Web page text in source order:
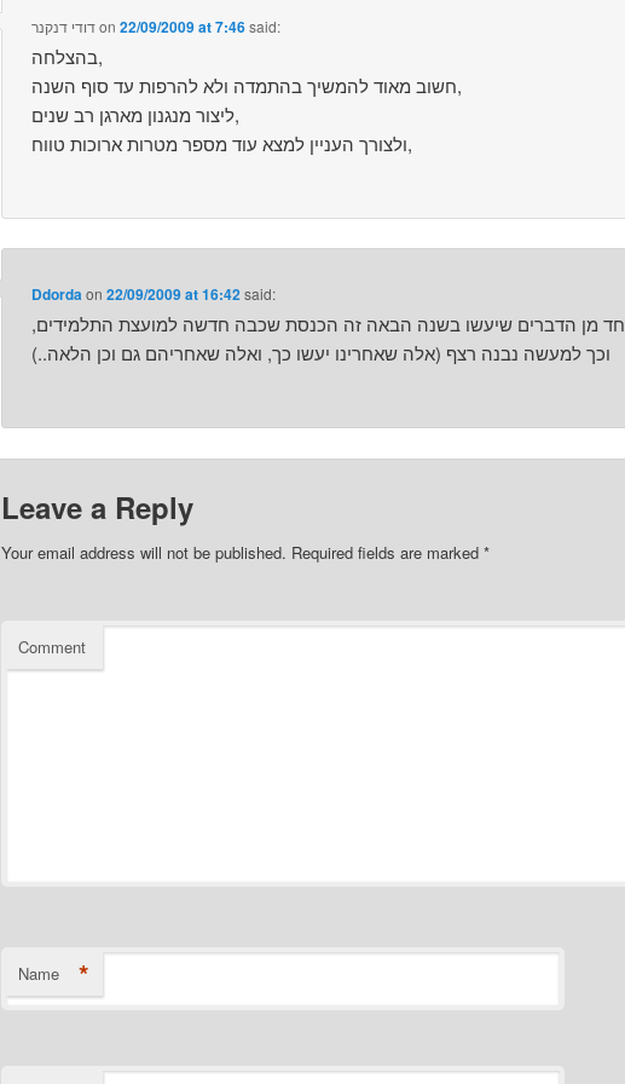
דודי דנקנרon22/09/2009 at 7:46said:
בהצלחה,
חשוב מאוד להמשיך בהתמדה ולא להרפות עד סוף השנה,
ליצור מנגנון מארגן רב שנים,
ולצורך העניין למצא עוד מספר מטרות ארוכות טווח,
Ddordaon22/09/2009 at 16:42said:
מן הדברים שיעשו בשנה הבאה זה הכנסת שכבה חדשה למועצת התלמידים,
וכך למעשה נבנה רצף (אלה שאחרינו יעשו כך, ואלה שאחריהם גם וכן הלאה..)
Leave a Reply
Your email address will not be published. Required fields are marked *
Comment
Name *